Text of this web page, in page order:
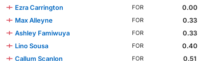
Ezra Carrington
FOR
0.00
Max Alleyne
FOR
0.33
Ashley Famiwuya
FOR
0.33
Lino Sousa
FOR
0.40
Callum Scanlon
FOR 0.51